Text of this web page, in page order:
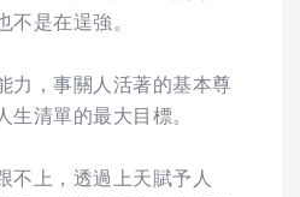
不是在逞強。
力，事關人活著的基本尊
生清單的最大目標。
不上，透過上天賦予人